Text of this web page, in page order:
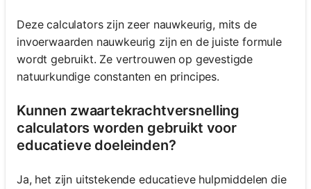
Deze calculators zijn zeer nauwkeurig, mits de
invoerwaarden nauwkeurig zijn en de juiste formule
wordt gebruikt. Ze vertrouwen op gevestigde
natuurkundige constanten en principes.
Kunnen zwaartekrachtversnelling
calculators worden gebruikt voor
educatieve doeleinden?
Ja, het zijn uitstekende educatieve hulpmiddelen die